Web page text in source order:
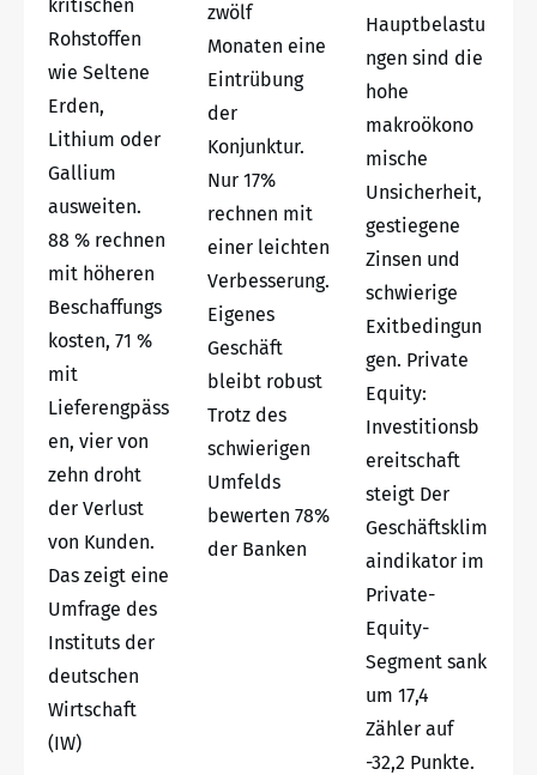
kritischen
Rohstoffen
wie Seltene
Erden,
Lithium oder
Gallium
ausweiten.
88 % rechnen
mit höheren
Beschaffungs
kosten, 71 %
mit
Lieferengpäss
en, vier von
zehn droht
der Verlust
von Kunden.
Das zeigt eine
Umfrage des
Instituts der
deutschen
Wirtschaft
(IW)
zwölf
Monaten eine
Eintrübung
der
Konjunktur.
Nur 17%
rechnen mit
einer leichten
Verbesserung.
Eigenes
Geschäft
bleibt robust
Trotz des
schwierigen
Umfelds
bewerten 78%
der Banken
Hauptbelastu
ngen sind die
hohe
makroökono
mische
Unsicherheit,
gestiegene
Zinsen und
schwierige
Exitbedingun
gen. Private
Equity:
Investitionsb
ereitschaft
steigt Der
Geschäftsklim
aindikator im
Private-
Equity-
Segment sank
um 17,4
Zähler auf
-32,2 Punkte.